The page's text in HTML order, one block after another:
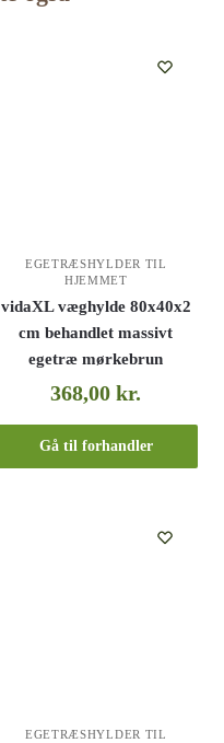
EGETRÆSHYLDER TIL
HJEMMET
vidaXL væghylde 80x40x2
cm behandlet massivt
egetræ mørkebrun
368,00kr.
Gå til forhandler
EGETRÆSHYLDER TIL